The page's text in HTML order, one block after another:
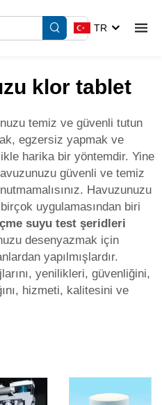
TR
klor tablet
temiz ve güvenli tutun
egzersiz yapmak ve
harika bir yöntemdir. Yine
güvenli ve temiz
Havuzunuzu
uygulamasından biri
suyu test şeridleri
desenyazmak için
yapılmışlardır.
yenilikleri, güvenliğini,
hizmeti, kalitesini ve